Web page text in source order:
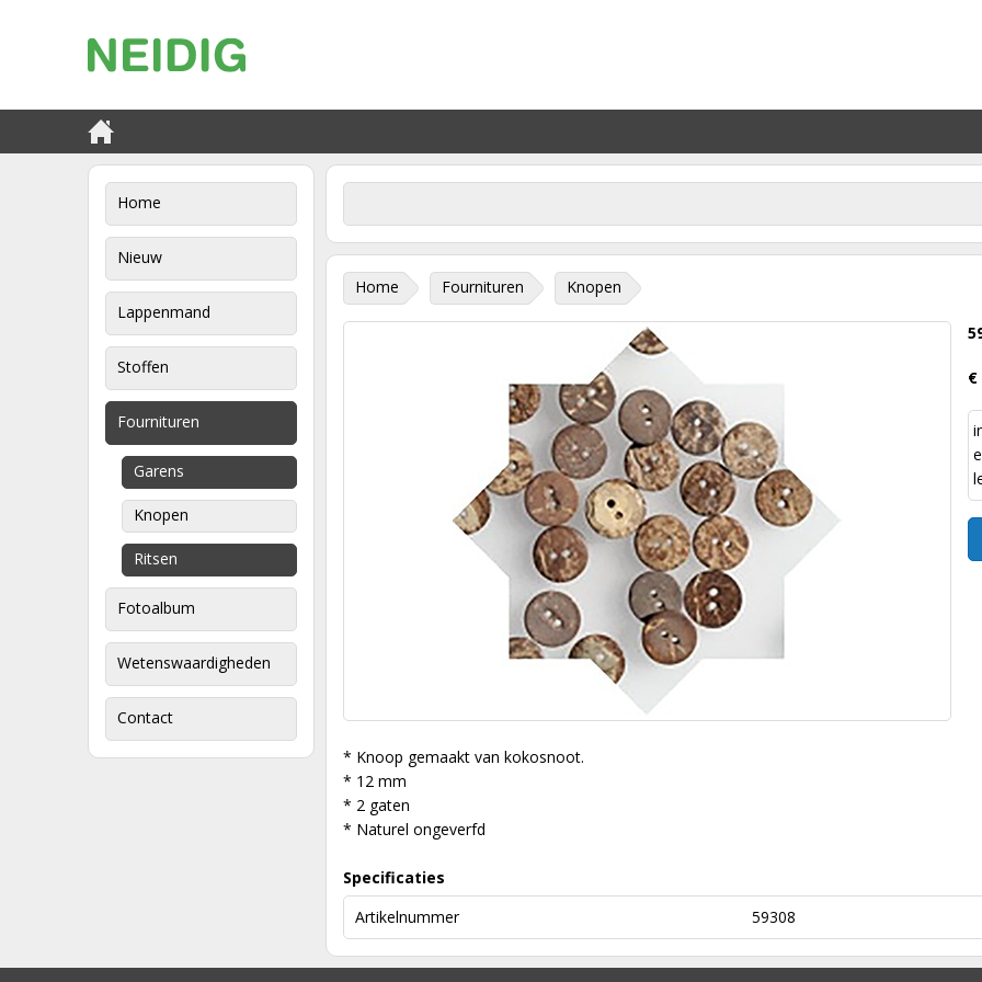
Home
Nieuw
Lappenmand
Stoffen
Fournituren
Garens
Knopen
Ritsen
Fotoalbum
Wetenswaardigheden
Contact
Home Fournituren Knopen
€
* Knoop gemaakt van kokosnoot.
* 12 mm
* 2 gaten
* Naturel ongeverfd
Specificaties
Artikelnummer
59308